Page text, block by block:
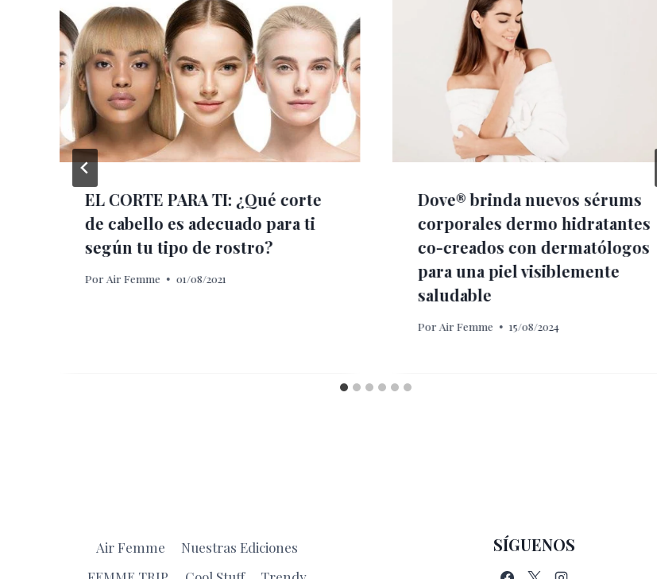
EL CORTE PARA TI: ¿Qué corte
de cabello es adecuado para ti
según tu tipo de rostro?
Por Air Femme 01/08/2021
Dove® brinda nuevos sérums
corporales dermo hidratantes
co-creados con dermatólogos
para una piel visiblemente
saludable
Por Air Femme 15/08/2024
Air Femme
Nuestras Ediciones
SÍGUENOS